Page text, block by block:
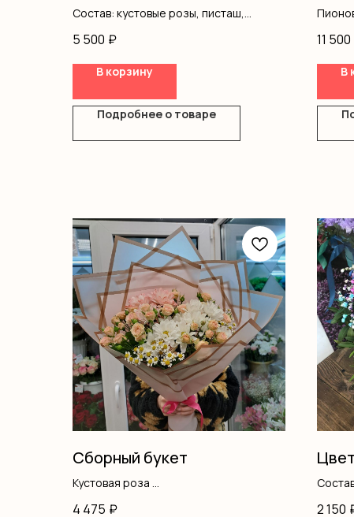
Состав: кустовые розы, писташ,
5 500 ₽
В корзину
Подробнее о товаре
11 500
В
Сборный букет
Кустовая роза
4 475 ₽ 2 150